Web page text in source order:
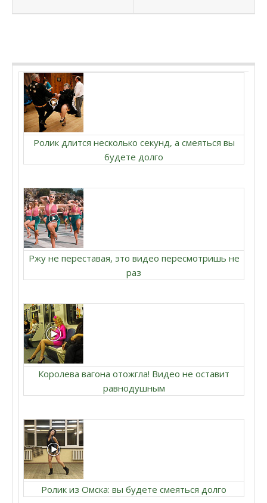
Ролик длится несколько секунд, а смеяться вы
будете долго
Ржу не переставая, это видео пересмотришь не
раз
Королева вагона отожгла! Видео не оставит
равнодушным
Ролик из Омска: вы будете смеяться долго